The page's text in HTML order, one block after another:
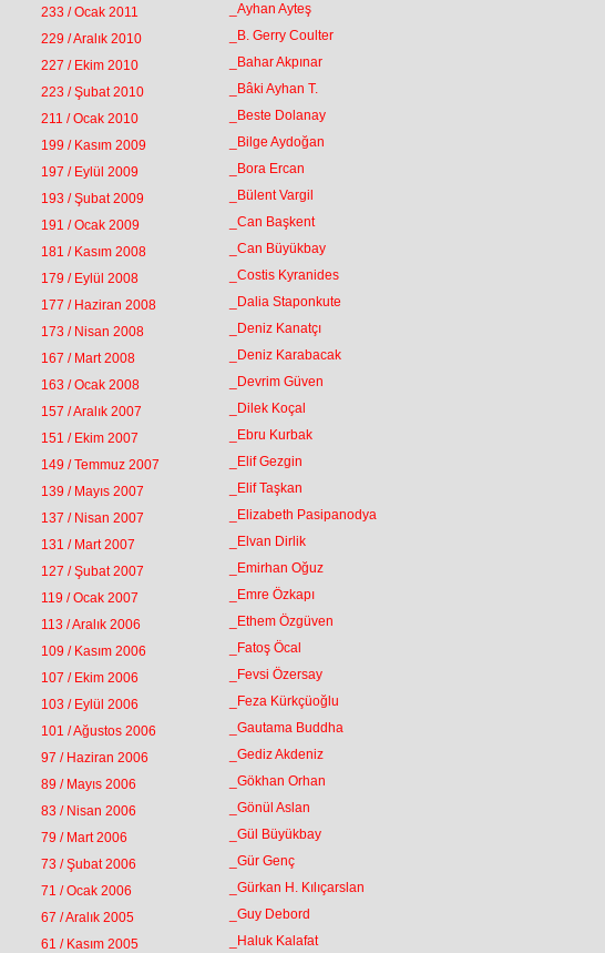
233 / Ocak 2011
229 / Aralık 2010
227 / Ekim 2010
223 / Şubat 2010
211 / Ocak 2010
199 / Kasım 2009
197 / Eylül 2009
193 / Şubat 2009
191 / Ocak 2009
181 / Kasım 2008
179 / Eylül 2008
177 / Haziran 2008
173 / Nisan 2008
167 / Mart 2008
163 / Ocak 2008
157 / Aralık 2007
151 / Ekim 2007
149 / Temmuz 2007
139 / Mayıs 2007
137 / Nisan 2007
131 / Mart 2007
127 / Şubat 2007
119 / Ocak 2007
113 / Aralık 2006
109 / Kasım 2006
107 / Ekim 2006
103 / Eylül 2006
101 / Ağustos 2006
97 / Haziran 2006
89 / Mayıs 2006
83 / Nisan 2006
79 / Mart 2006
73 / Şubat 2006
71 / Ocak 2006
67 / Aralık 2005
61 / Kasım 2005
_Ayhan Ayteş
_B. Gerry Coulter
_Bahar Akpınar
_Bâki Ayhan T.
_Beste Dolanay
_Bilge Aydoğan
_Bora Ercan
_Bülent Vargil
_Can Başkent
_Can Büyükbay
_Costis Kyranides
_Dalia Staponkute
_Deniz Kanatçı
_Deniz Karabacak
_Devrim Güven
_Dilek Koçal
_Ebru Kurbak
_Elif Gezgin
_Elif Taşkan
_Elizabeth Pasipanodya
_Elvan Dirlik
_Emirhan Oğuz
_Emre Özkapı
_Ethem Özgüven
_Fatoş Öcal
_Fevsi Özersay
_Feza Kürkçüoğlu
_Gautama Buddha
_Gediz Akdeniz
_Gökhan Orhan
_Gönül Aslan
_Gül Büyükbay
_Gür Genç
_Gürkan H. Kılıçarslan
_Guy Debord
_Haluk Kalafat